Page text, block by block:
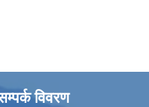
विवरण